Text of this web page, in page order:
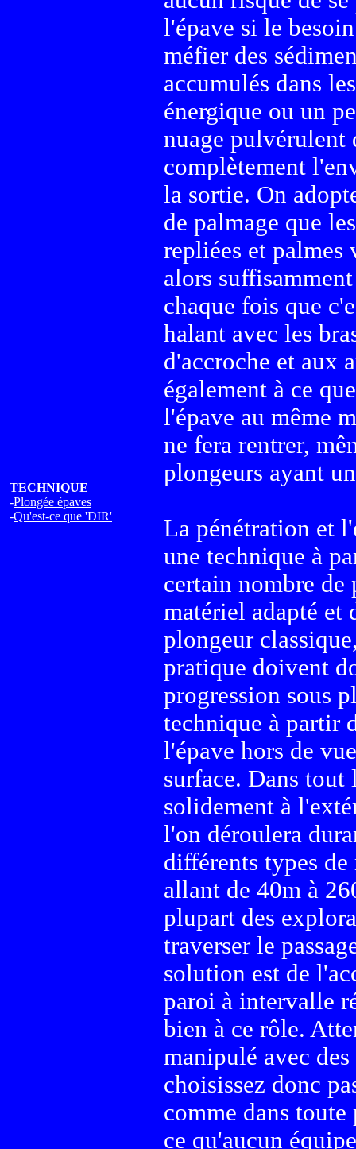
TECHNIQUE
-Plongée épaves
-Qu'est-ce que 'DIR'
l'épave si le
méfier des
accumulés dans
énergique ou un
nuage pulvérulent
complètement
la sortie. On
de palmage que
repliées et palmes
alors
chaque fois que
halant avec les
d'accroche et aux
également à ce
l'épave au même
ne fera rentrer,
plongeurs ayant
La pénétration et
une technique à
certain nombre de
matériel adapté et
plongeur
pratique doivent
progression sous
technique à partir
l'épave hors de
surface. Dans
solidement à
l'on déroulera
différents types
allant de 40m à
plupart des
traverser le
solution est de
paroi à intervalle
bien à ce rôle.
manipulé avec
choisissez donc
comme dans
ce qu'aucun